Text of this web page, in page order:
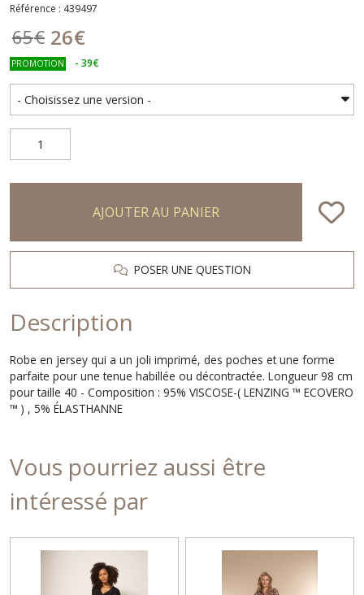
Référence : 439497
65€ 26€
PROMOTION - 39€
AJOUTER AU PANIER
POSER UNE QUESTION
Description
Robe en jersey qui a un joli imprimé, des poches et une forme
parfaite pour une tenue habillée ou décontractée. Longueur 98 cm
pour taille 40 - Composition : 95% VISCOSE-( LENZING ™ ECOVERO
™ ) , 5% ÉLASTHANNE
Vous pourriez aussi être
intéressé par